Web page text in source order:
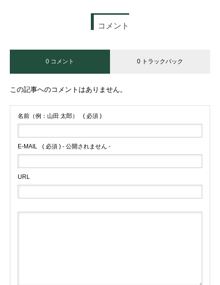
コメント
0 コメント 0 トラックバック
この記事へのコメントはありません。
名前（例：山田 太郎） ( 必須 )
E-MAIL ( 必須 ) - 公開されません -
URL